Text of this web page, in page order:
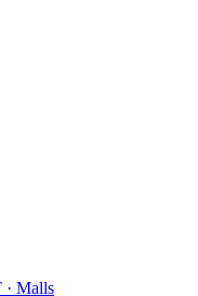
· Malls